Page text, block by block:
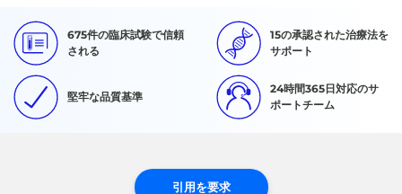
675件の臨床試験で信頼
される
15の承認された治療法を
サポート
堅牢な品質基準
24時間365日対応のサ
ポートチーム
引用を要求